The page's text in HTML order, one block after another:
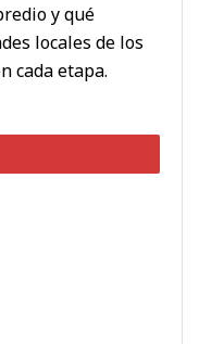
y qué
locales de los
cada etapa.